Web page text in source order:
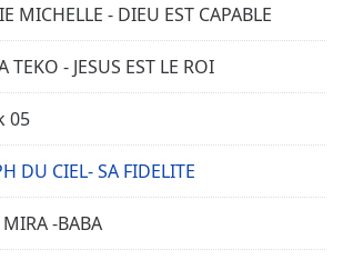
MICHELLE - DIEU EST CAPABLE
TEKO - JESUS EST LE ROI
05
DU CIEL- SA FIDELITE
-BABA